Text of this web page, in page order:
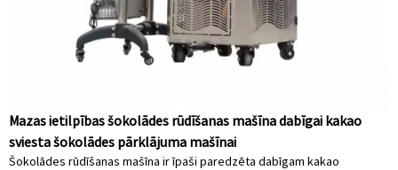
Mazas ietilpības šokolādes rūdīšanas mašīna dabīgai kakao
sviesta šokolādes pārklājuma mašīnai
Šokolādes rūdīšanas mašīna ir īpaši paredzēta dabīgam kakao